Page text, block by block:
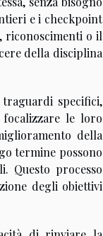
e i checkpoint
riconoscimenti o il
della disciplina
specifici,
le loro
della
termine possono
Questo processo
degli obiettivi